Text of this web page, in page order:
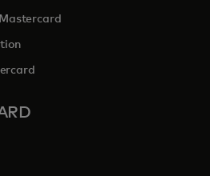
un nouvel onglet
dans un nouvel onglet